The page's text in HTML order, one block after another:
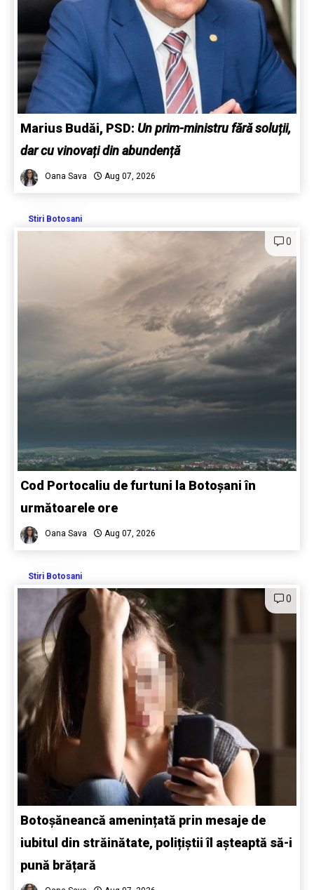
Marius Budăi, PSD: Un prim-ministru fără soluții,
dar cu vinovați din abundență
Oana Sava Aug 07, 2026
Stiri Botosani
0
Cod Portocaliu de furtuni la Botoșani în
următoarele ore
Oana Sava Aug 07, 2026
Stiri Botosani
0
Botoșăneancă amenințată prin mesaje de
iubitul din străinătate, polițiștii îl așteaptă să-i
pună brățară